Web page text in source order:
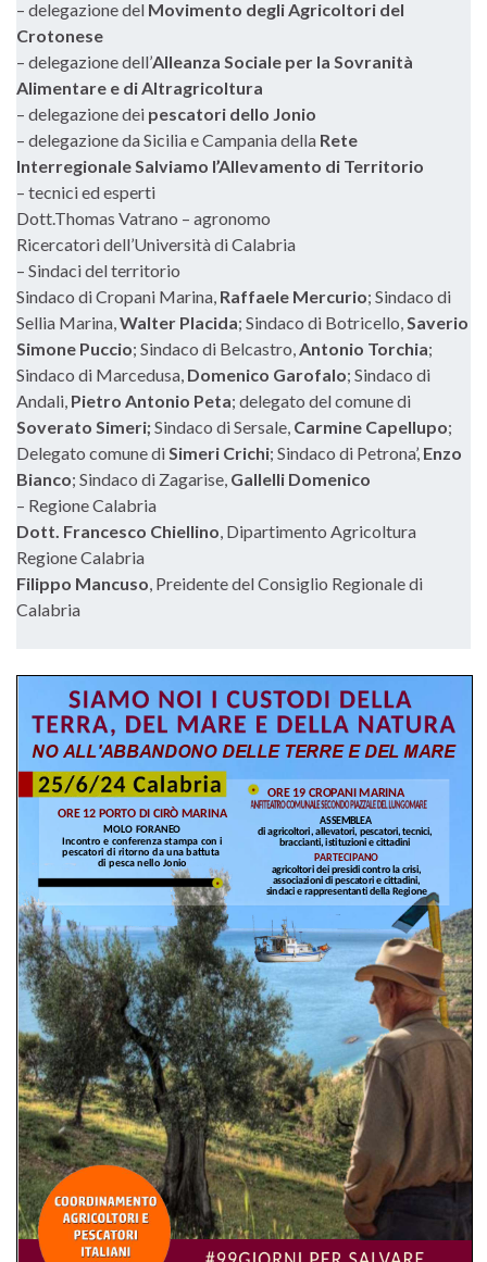
– delegazione del Movimento degli Agricoltori del
Crotonese
– delegazione dell’Alleanza Sociale per la Sovranità
Alimentare e di Altragricoltura
– delegazione dei pescatori dello Jonio
– delegazione da Sicilia e Campania della Rete
Interregionale Salviamo l’Allevamento di Territorio
– tecnici ed esperti
Dott.Thomas Vatrano – agronomo
Ricercatori dell’Università di Calabria
– Sindaci del territorio
Sindaco di Cropani Marina, Raffaele Mercurio; Sindaco di
Sellia Marina, Walter Placida; Sindaco di Botricello, Saverio
Simone Puccio; Sindaco di Belcastro, Antonio Torchia;
Sindaco di Marcedusa, Domenico Garofalo; Sindaco di
Andali, Pietro Antonio Peta; delegato del comune di
Soverato Simeri;Sindaco di Sersale, Carmine Capellupo;
Delegato comune di Simeri Crichi; Sindaco di Petrona’, Enzo
Bianco; Sindaco di Zagarise, Gallelli Domenico
– Regione Calabria
Dott. Francesco Chiellino , Dipartimento Agricoltura
Regione Calabria
Filippo Mancuso , Preidente del Consiglio Regionale di
Calabria